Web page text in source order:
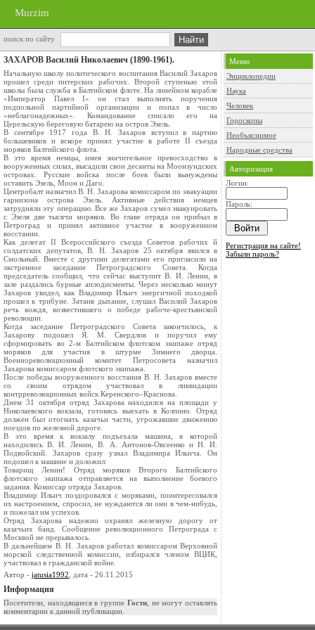
Murzim
поиск по сайту
ЗАХАРОВ Василий Николаевич (1890-1961).
Начальную школу политического воспитания Василий Захаров
прошел среди питерских рабочих. Второй ступенью этой
школы была служба в Балтийском флоте. На линейном корабле
«Император Павел I» он стал выполнять поручения
подпольной партийной организации и попал в число
«неблагонадежных». Командование списало его на
Церельскую береговую батарею на остров Эзель.
В сентябре 1917 года В. Н. Захаров вступил в партию
большевиков и вскоре принял участие в работе II съезда
моряков Балтийского флота.
В это время немцы, имея значительное превосходство в
вооруженных силах, высадили свои десанты на Моонзундских
островах. Русские войска после боев были вынуждены
оставить Эзель, Моон и Даго.
Центробалт назначил В. Н. Захарова комиссаром по эвакуации
гарнизона острова Эзель. Активные действия немцев
затрудняли эту операцию. Все же Захаров сумел эвакуировать
с Эзеля две тысячи моряков. Во главе отряда он прибыл в
Петроград и принял активное участие в вооруженном
восстании.
Как делегат II Всероссийского съезда Советов рабочих й
солдатских депутатов, В. Н. Захаров 25 октября явился в
Смольный. Вместе с другими делегатами его пригласили на
экстренное заседание Петроградского Совета. Когда
председатель сообщил, что сейчас выступит В. И. Ленин, в
зале раздались бурные аплодисменты. Через несколько минут
Захаров увидел, как Владимир Ильич энергичной походкой
прошел к трибуне. Затаив дыхание, слушал Василий Захаров
речь вождя, возвестившего о победе рабоче-крестьянской
революции.
Когда заседание Петроградского Совета закончилось, к
Захарову подошел Я. М. Свердлов и поручил ему
сформировать во 2-м Балтийском флотском экипаже отряд
моряков для участия в штурме Зимнего дворца.
Военнореволюционный комитет Петросовета назначил
Захарова комиссаром флотского экипажа.
После победы вооруженного восстания В. Н. Захаров вместе
со своим отрядом участвовал в ликвидации
контрреволюционных войск Керенского–Краснова.
Днем 31 октября отряд Захарова находился на площади у
Николаевского вокзала, готовясь выехать в Колпино. Отряд
должен был отогнать казачьи части, угрожавшие движению
поездов по железной дороге.
В это время к вокзалу подъехала машина, в которой
находились В. И. Ленин, В. А. Антонов-Овсеенко и Н. И.
Подвойский. Захаров сразу узнал Владимира Ильича. Он
подошел к машине и доложил:
Товарищ Ленин! Отряд моряков Второго Балтийского
флотского экипажа отправляется на выполнение боевого
задания. Комиссар отряда Захаров.
Владимир Ильич поздоровался с моряками, поинтересовался
их настроением, спросил, не нуждаются ли они в чем-нибудь,
и пожелал им успехов.
Отряд Захарова надежно охранял железную дорогу от
казачьих банд. Сообщение революционного Петрограда с
Москвой не прерывалось.
В дальнейшем В. Н. Захаров работал комиссаром Верховной
морской следственной комиссии, избирался членом ВЦИК,
участвовал в гражданской войне.
Автор - jatusia1992 , дата - 26.11.2015
Информация
Посетители, находящиеся в группе Гости, не могут оставлять
комментарии к данной публикации.
Меню
Энциклопедии
Наука
Человек
Гороскопы
Необъяснимое
Народные средства
Авторизация
Логин:
Пароль:
Регистрация на сайте!
Забыли пароль?